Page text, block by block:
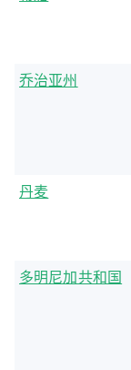
乔治亚州
丹麦
多明尼加共和国